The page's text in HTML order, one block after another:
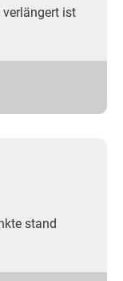
ist
stand